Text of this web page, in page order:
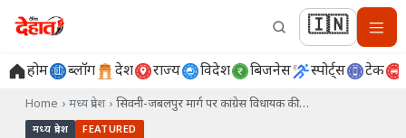
🇮🇳
होम ब्लॉग देश राज्य विदेश बिजनेस स्पोर्ट्स टेक
Home › मध्य प्रदेश › सिवनी-जबलपुर मार्ग पर कांग्रेस विधायक की…
मध्य प्रदेश FEATURED